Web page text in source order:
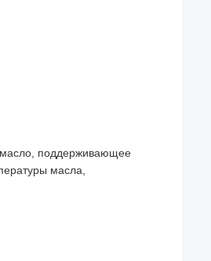
масло, поддерживающее
масла,